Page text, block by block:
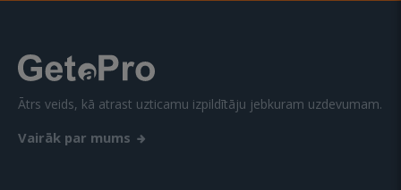
Ātrs veids, kā atrast uzticamu izpildītāju jebkuram uzdevumam.
Vairāk par mums